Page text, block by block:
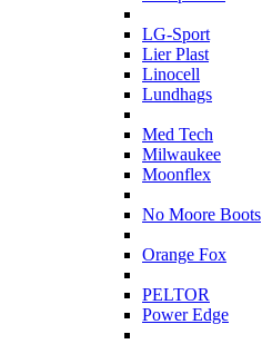
LG-Sport
Lier Plast
Linocell
Lundhags
Med Tech
Milwaukee
Moonflex
No Moore Boots
Orange Fox
PELTOR
Power Edge